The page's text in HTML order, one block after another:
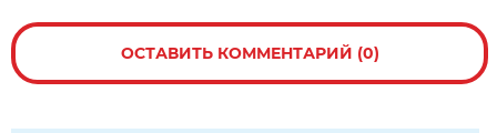
ОСТАВИТЬ КОММЕНТАРИЙ (0)